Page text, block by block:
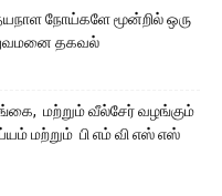
நோய்களே மூன்றில் ஒரு
தகவல்
மற்றும் வீல்சேர் வழங்கும்
மற்றும் பி எம் வி எஸ் எஸ்